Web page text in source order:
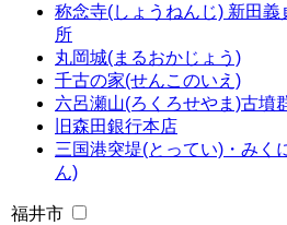
称念寺(しょうねんじ) 新田
所
丸岡城(まるおかじょう)
千古の家(せんこのいえ)
六呂瀬山(ろくろせやま)古墳
旧森田銀行本店
三国港突堤(とってい)・みく
ん)
福井市